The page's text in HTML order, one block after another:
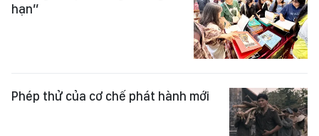
hạn”
Phép thử của cơ chế phát hành mới